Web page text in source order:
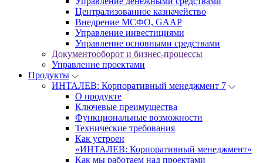
Централизованное казначейство
Внедрение МСФО, GAAP
Управление инвестициями
Управление основными средствами
Документооборот и бизнес-процессы
Управление проектами
Продукты
ИНТАЛЕВ: Корпоративный менеджмент 7
О продукте
Ключевые преимущества
Функциональные возможности
Технические требования
Как устроен
«ИНТАЛЕВ: Корпоративный менеджмент»
Как мы работаем над проектами